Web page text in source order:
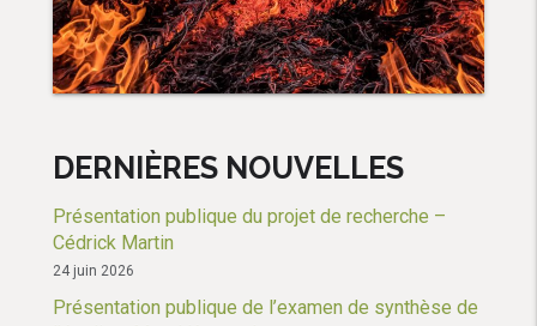
DERNIÈRES NOUVELLES
Présentation publique du projet de recherche –
Cédrick Martin
24 juin 2026
Présentation publique de l’examen de synthèse de